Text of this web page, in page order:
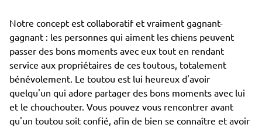
Notre concept est collaboratif et vraiment gagnant-
gagnant : les personnes qui aiment les chiens peuvent
passer des bons moments avec eux tout en rendant
service aux propriétaires de ces toutous, totalement
bénévolement. Le toutou est lui heureux d'avoir
quelqu'un qui adore partager des bons moments avec lui
et le chouchouter. Vous pouvez vous rencontrer avant
qu'un toutou soit confié, afin de bien se connaître et avoir